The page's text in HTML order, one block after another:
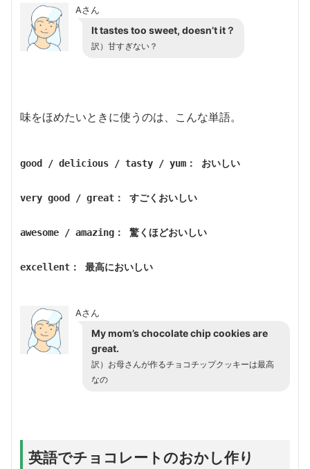
Aさん
It tastes too sweet, doesn’t it？
訳） 甘すぎない？
味をほめたいときに使うのは、こんな単語。
good / delicious / tasty / yum： おいしい
very good / great： すごくおいしい
awesome / amazing： 驚くほどおいしい
excellent： 最高においしい
Aさん
My mom’s chocolate chip cookies are
great.
訳） お母さんが作るチョコチップクッキーは最高
なの
英語でチョコレートのおかし作り